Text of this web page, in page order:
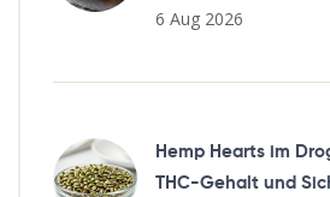
6 Aug 2026
Hemp Hearts im
THC-Gehalt und